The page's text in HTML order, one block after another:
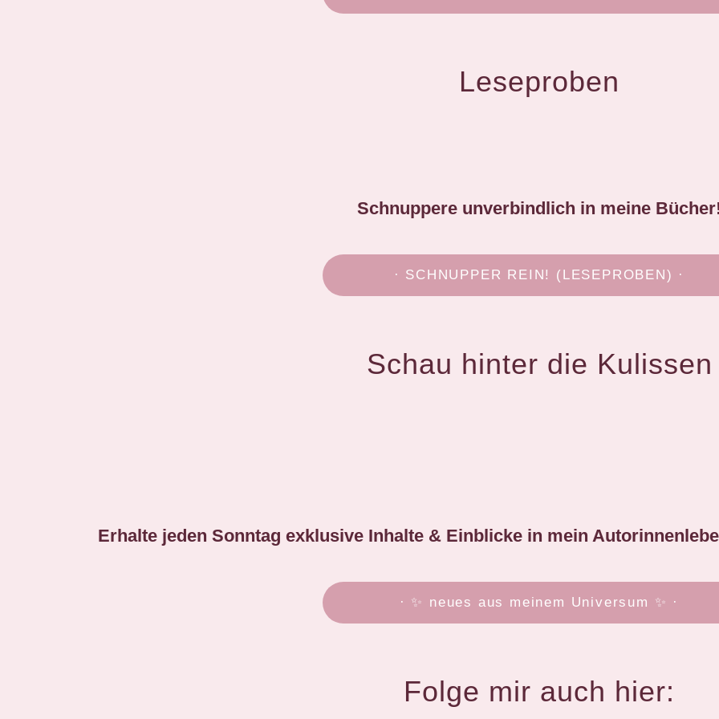
Leseproben
Schnuppere unverbindlich in meine
· SCHNUPPER REIN! (LESEPROBEN) ·
Schau hinter die Kulissen
Erhalte jeden Sonntag exklusive Inhalte & Einblicke in mein
· ✨ neues aus meinem Universum ✨ ·
Folge mir auch hier: